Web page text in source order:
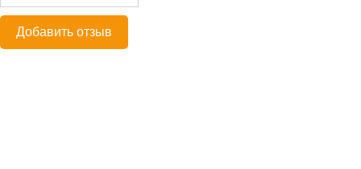
Добавить отзыв